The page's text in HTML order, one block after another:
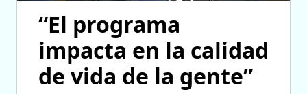
“El programa
impacta en la calidad
de vida de la gente”